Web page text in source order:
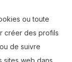
ou toute
créer des profils
de suivre
sites web dans